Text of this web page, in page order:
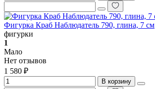
Фигурка Краб Наблюдатель 790, глина, 7 см
фигурки
1
Мало
Нет отзывов
1 580 ₽
В корзину